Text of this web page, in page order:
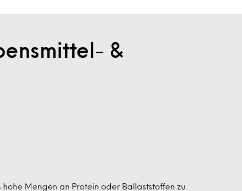
&
Mengen an Protein oder Ballaststoffen zu